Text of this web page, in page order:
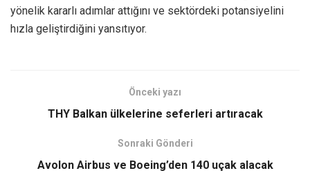
yönelik kararlı adımlar attığını ve sektördeki potansiyelini
hızla geliştirdiğini yansıtıyor.
Önceki yazı
THY Balkan ülkelerine seferleri artıracak
Sonraki Gönderi
Avolon Airbus ve Boeing’den 140 uçak alacak